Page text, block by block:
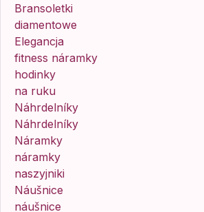
Bransoletki
diamentowe
Elegancja
fitness náramky
hodinky
na ruku
Náhrdelníky
Náhrdelníky
Náramky
náramky
naszyjniki
Náušnice
náušnice